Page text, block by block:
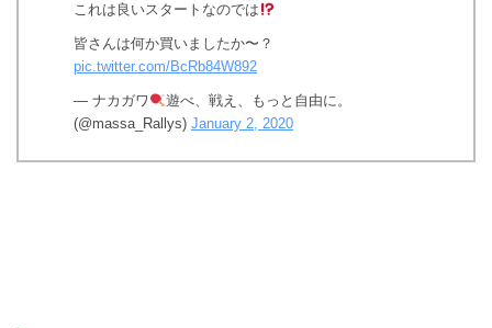
これは良いスタートなのでは
皆さんは何か買いましたか〜？
pic.twitter.com/BcRb84W892
— ナカガワ
遊べ、戦え、もっと自由に。
(@massa_Rallys) January 2, 2020